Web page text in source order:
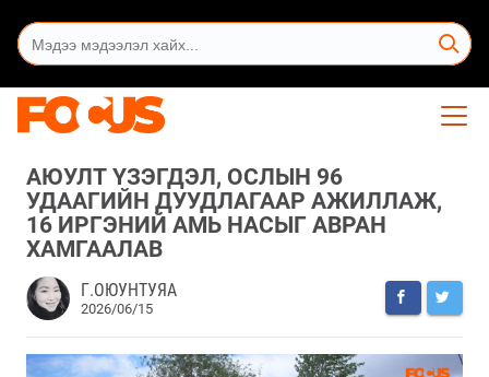
АЮУЛТ ҮЗЭГДЭЛ, ОСЛЫН 96
УДААГИЙН ДУУДЛАГААР АЖИЛЛАЖ,
16 ИРГЭНИЙ АМЬ НАСЫГ АВРАН
ХАМГААЛАВ
Г.ОЮУНТУЯА
2026/06/15